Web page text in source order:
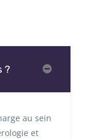
?
au sein
et